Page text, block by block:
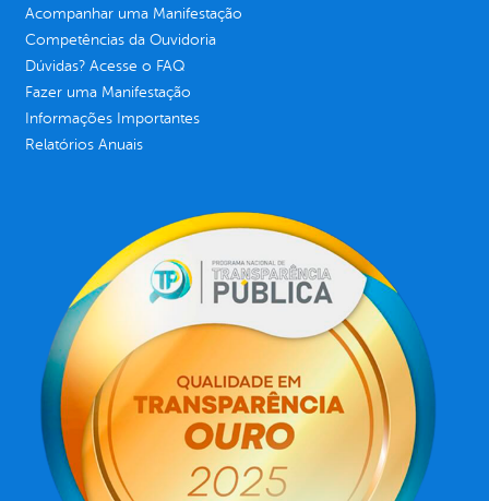
Acompanhar uma Manifestação
Competências da Ouvidoria
Dúvidas? Acesse o FAQ
Fazer uma Manifestação
Informações Importantes
Relatórios Anuais